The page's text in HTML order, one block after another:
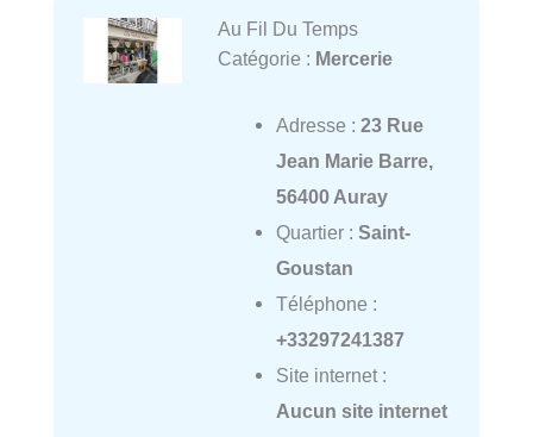
Au Fil Du Temps
Catégorie : Mercerie
Adresse : 23 Rue
Jean Marie Barre,
56400 Auray
Quartier : Saint-
Goustan
Téléphone :
+33297241387
Site internet :
Aucun site internet